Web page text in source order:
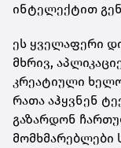
ინტელექტით
ეს ყველაფერი
მხრივ,
კრეატიული
რათა აჰყვნენ
გაზარდონ
მომხმარებლები